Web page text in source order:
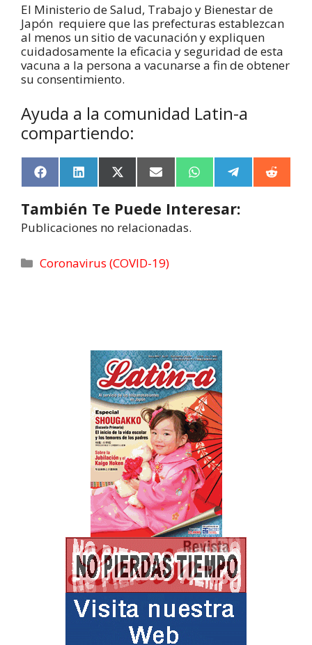
El Ministerio de Salud, Trabajo y Bienestar de
Japón requiere que las prefecturas establezcan
al menos un sitio de vacunación y expliquen
cuidadosamente la eficacia y seguridad de esta
vacuna a la persona a vacunarse a fin de obtener
su consentimiento.
Ayuda a la comunidad Latin-a
compartiendo:
F
a
e
b
o
k
L
i
k
e
d
n
X
(
w
i
t
e
r
E
m
a
l
W
h
t
e
e
R
e
También Te Puede Interesar:
Publicaciones no relacionadas.
Coronavirus (COVID-19)